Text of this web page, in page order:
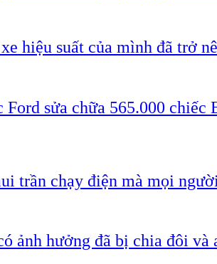
hiệu suất của mình đã trở
sửa chữa 565.000 chiếc
trần chạy điện mà mọi
ảnh hưởng đã bị chia đôi và